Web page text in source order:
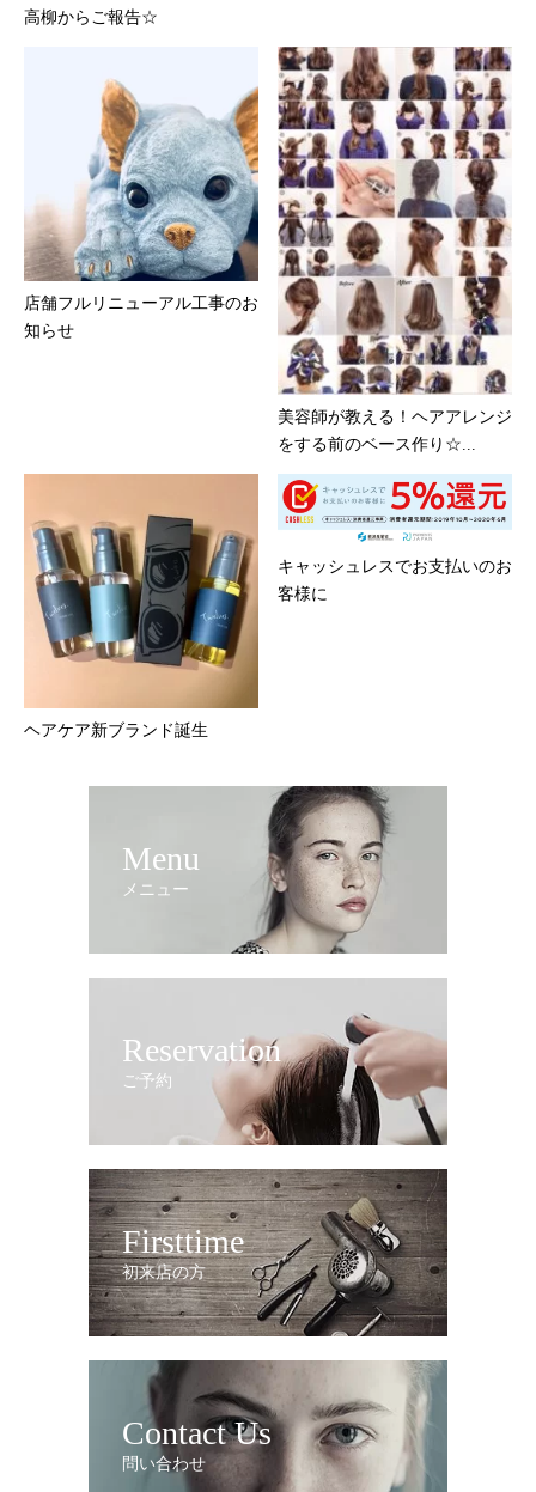
高柳からご報告☆
店舗フルリニューアル工事のお
知らせ
美容師が教える！ヘアアレンジ
をする前のベース作り☆...
ヘアケア新ブランド誕生
キャッシュレスでお支払いのお
客様に
Menu
メニュー
Reservation
ご予約
Firsttime
初来店の方
Contact Us
問い合わせ